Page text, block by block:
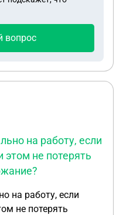
на стороне.
вопрос
на работу, если
этом не потерять
на работу, если
не потерять